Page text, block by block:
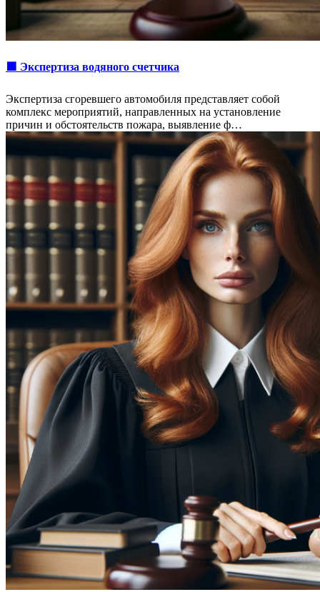
🟩 Экспертиза водяного счетчика
Экспертиза сгоревшего автомобиля представляет собой
комплекс мероприятий, направленных на установление
причин и обстоятельств пожара, выявление ф…